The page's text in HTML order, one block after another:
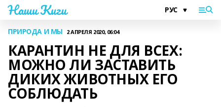
Наши Киги
ПРИРОДА И МЫ 2 АПРЕЛЯ 2020, 06:04
КАРАНТИН НЕ ДЛЯ ВСЕХ:
МОЖНО ЛИ ЗАСТАВИТЬ
ДИКИХ ЖИВОТНЫХ ЕГО
СОБЛЮДАТЬ